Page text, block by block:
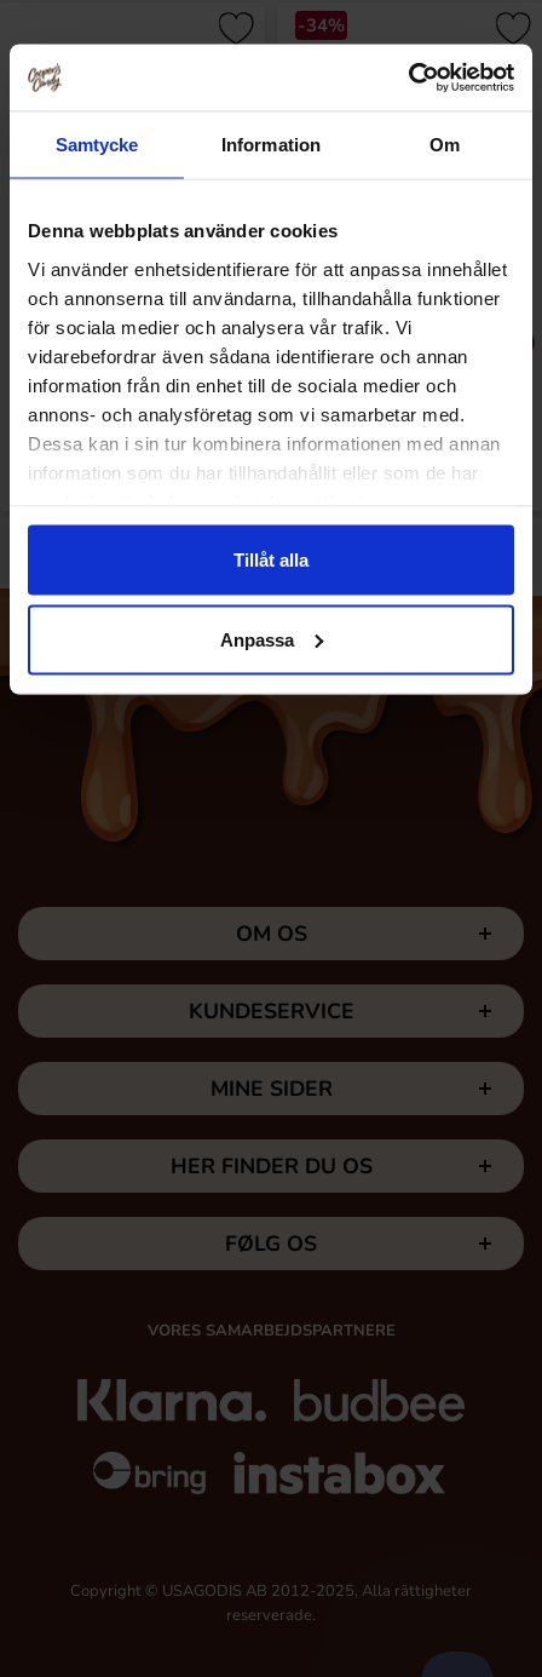
Samtycke Information Om
Denna webbplats använder cookies
Vi använder enhetsidentifierare för att anpassa innehållet
och annonserna till användarna, tillhandahålla funktioner
för sociala medier och analysera vår trafik. Vi
vidarebefordrar även sådana identifierare och annan
information från din enhet till de sociala medier och
annons- och analysföretag som vi samarbetar med.
Dessa kan i sin tur kombinera informationen med annan
information som du har tillhandahållit eller som de har
Tillåt alla
Anpassa
Lotus Biscoff Caramelised
Biscuit 250g
39.90 kr
-34%
Lotus Biscoff Caramelised
Biscuit 125g¨(BF:2026-06-15)
22.90 kr 15 kr
OM OS
KUNDESERVICE
MINE SIDER
HER FINDER DU OS
FØLG OS
VORES SAMARBEJDSPARTNERE
Copyright © USAGODIS AB 2012-2025, Alla rättigheter
reserverade.